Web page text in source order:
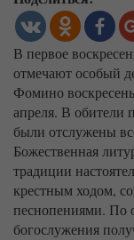
В первое
отмечают особый
Фомино
апреля. В обители
были отслужены
Божественная
традиции
крестным ходом,
песнопениями. По
богослужения